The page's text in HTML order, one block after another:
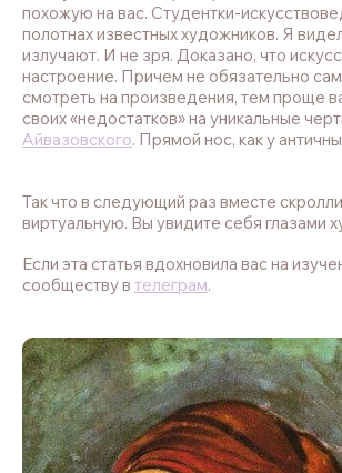
похожую на вас. Студентки-
полотнах известных художников. Я
излучают. И не зря. Доказано, что
настроение. Причем не обязательно
смотреть на произведения, тем проще
своих «недостатков» на уникальные
Айвазовского. Прямой нос, как у
Так что в следующий раз вместе
виртуальную. Вы увидите себя глазами
Если эта статья вдохновила вас на
сообществу в телеграм.